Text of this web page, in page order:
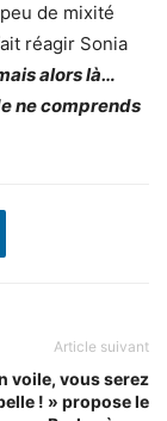
de mixité
réagir Sonia
alors là…
ne comprends
Article suivant
voile, vous serez
! » propose le